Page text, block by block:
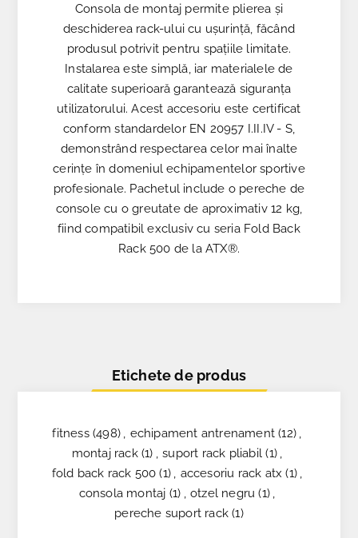
Consola de montaj permite plierea și
deschiderea rack-ului cu ușurință, făcând
produsul potrivit pentru spațiile limitate.
Instalarea este simplă, iar materialele de
calitate superioară garantează siguranța
utilizatorului. Acest accesoriu este certificat
conform standardelor EN 20957 I.II.IV - S,
demonstrând respectarea celor mai înalte
cerințe în domeniul echipamentelor sportive
profesionale. Pachetul include o pereche de
console cu o greutate de aproximativ 12 kg,
fiind compatibil exclusiv cu seria Fold Back
Rack 500 de la ATX®.
Etichete de produs
fitness (498) , echipament antrenament (12) ,
montaj rack (1) , suport rack pliabil (1) ,
fold back rack 500 (1) , accesoriu rack atx (1) ,
consola montaj (1) , otzel negru (1) ,
pereche suport rack (1)